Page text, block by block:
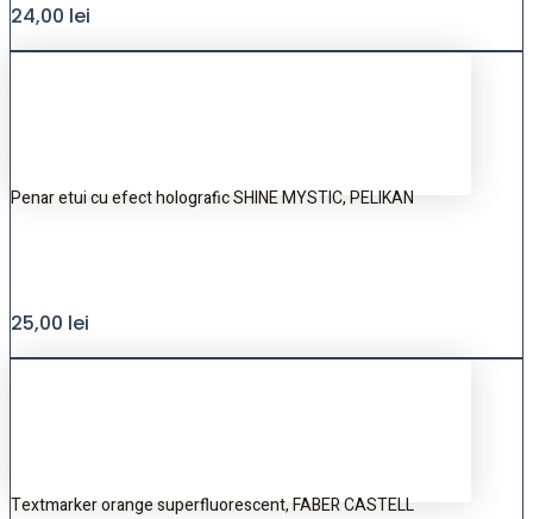
24,00 lei
Penar etui cu efect holografic SHINE MYSTIC, PELIKAN
25,00 lei
Textmarker orange superfluorescent, FABER CASTELL